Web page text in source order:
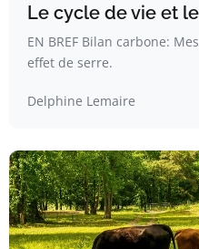
Le cycle de vie et
EN BREF Bilan carbone:
effet de serre.
Delphine Lemaire